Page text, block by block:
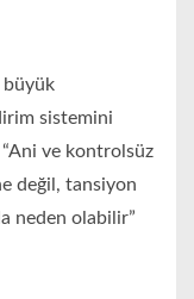
büyük
sistemini
“Ani ve kontrolsüz
değil, tansiyon
neden olabilir”